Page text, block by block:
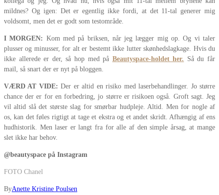
mildnes? Og igen: Det er egentlig ikke fordi, at det 11-tal generer mig
voldsomt, men det er godt som testområde.
I MORGEN: Kom med på briksen, når jeg lægger mig op. Og vi taler
plusser og minusser, for alt er bestemt ikke lutter skønhedslagkage. Hvis du
ikke allerede er der, så hop med på Beautyspace-holdet her. Så du får
mail, så snart der er nyt på bloggen.
VÆRD AT VIDE: Der er altid en risiko med laserbehandlinger. Jo større
chance der er for en forbedring, jo større er risikoen også. Groft sagt. Jeg
vil altid slå det største slag for smørbar hudpleje. Altid. Men for nogle af
os, kan det føles rigtigt at tage et ekstra og et andet skridt. Afhængig af ens
hudhistorik. Men laser er langt fra for alle af den simple årsag, at mange
slet ikke har behov.
@beautyspace på Instagram
FOTO Chanel
ByAnette Kristine Poulsen